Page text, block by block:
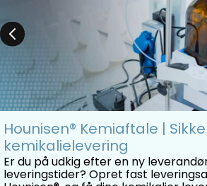
Hounisen® Kemiaftale |
kemikalielevering
Er du på udkig efter en ny
leveringstider? Opret fast